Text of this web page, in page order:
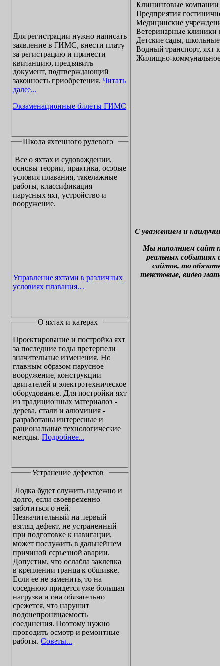
Для регистрации нужно написать
заявление в ГИМС, внести плату
за регистрацию и принести
квитанцию, предъявить
документ, подтверждающий
законность приобретения. Читать
далее...
Экзаменационные билеты ГИМС
Школа яхтенного рулевого
Все о яхтах и судовождении,
основы теории, практика, особые
условия плавания, такелажные
работы, классификация
парусных яхт, устройство и
вооружение.
Управление яхтами в различных
условиях плавания....
О яхтах и катерах
Проектирование и постройка яхт
за последние годы претерпели
значительные изменения. Но
главным образом парусное
вооружение, конструкции
двигателей и электротехническое
оборудование. Для постройки яхт
из традиционных материалов -
дерева, стали и алюминия -
разработаны интересные и
рациональные технологические
методы. Подробнее...
Устранение дефектов
Лодка будет служить надежно и
долго, если своевременно
заботиться о ней.
Незначительный на первый
взгляд дефект, не устраненный
при подготовке к навигации,
может послужить в дальнейшем
причиной серьезной аварии.
Допустим, что ослабла заклепка
в креплении транца к обшивке.
Если ее не заменить, то на
соседнюю придется уже большая
нагрузка и она обязательно
срежется, что нарушит
водонепроницаемость
соединения. Поэтому нужно
проводить осмотр и ремонтные
работы. Советы...
Клининговые компании
Предприятия
Медицинские
Ветеринарные клиники
Детские сады,
Водный транспорт,
Жилищно-коммунальное
С уважением и
Мы наполняем сайт
реальных событиях
сайтов, то
текстовые, видео